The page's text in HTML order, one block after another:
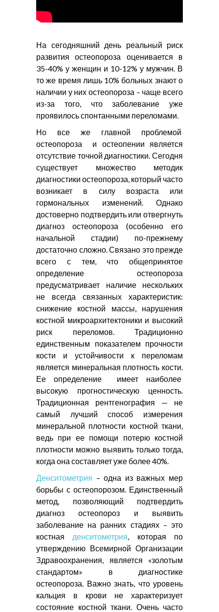
На сегодняшний день реальный риск
развития остеопороза оценивается в
35-40% у женщин и 10-12% у мужчин. В
то же время лишь 10% больных знают о
наличии у них остеопороза – чаще всего
из-за того, что заболевание уже
проявилось спонтанными переломами.
Но все же главной проблемой
остеопороза и остеопении является
отсутствие точной диагностики. Сегодня
существует множество методик
диагностики остеопороза, который часто
возникает в силу возраста или
гормональных изменений. Однако
достоверно подтвердить или отвергнуть
диагноз остеопороза (особенно его
начальной стадии) по-прежнему
достаточно сложно. Связано это прежде
всего с тем, что общепринятое
определение остеопороза
предусматривает наличие нескольких
не всегда связанных характеристик:
снижение костной массы, нарушения
костной микроархитектоники и высокий
риск переломов. Традиционно
единственным показателем прочности
кости и устойчивости к переломам
является минеральная плотность кости.
Ее определение имеет наиболее
высокую прогностическую ценность.
Традиционная рентгенография — не
самый лучший способ измерения
минеральной плотности костной ткани,
ведь при ее помощи потерю костной
плотности можно выявить только тогда,
когда она составляет уже более 40%.
Денситометрия – одна из важных мер
борьбы с остеопорозом. Единственный
метод, позволяющий подтвердить
диагноз остеопороз и выявить
заболевание на ранних стадиях – это
костная денситометрия , которая по
утверждению Всемирной Организации
Здравоохранения, является «золотым
стандартом» в диагностике
остеопороза. Важно знать, что уровень
кальция в крови не характеризует
состояние костной ткани. Очень часто